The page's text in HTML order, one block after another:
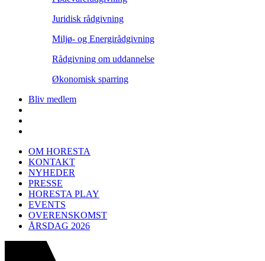
Juridisk rådgivning
Miljø- og Energirådgivning
Rådgivning om uddannelse
Økonomisk sparring
Bliv medlem
OM HORESTA
KONTAKT
NYHEDER
PRESSE
HORESTA PLAY
EVENTS
OVERENSKOMST
ÅRSDAG 2026